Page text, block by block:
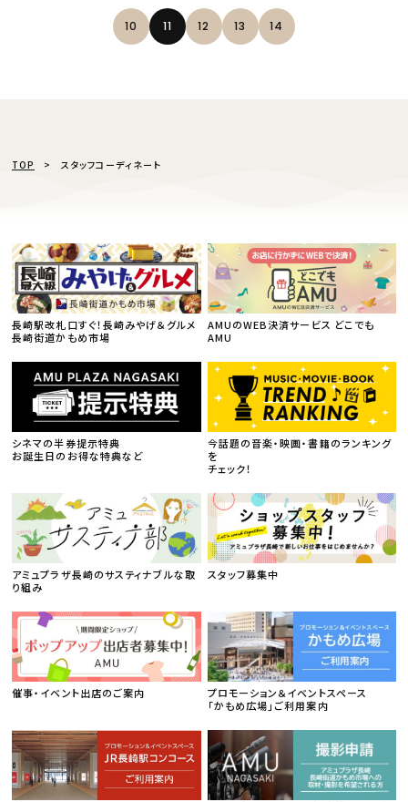
10 11 12 13 14
TOP スタッフコーディネート
長崎駅改札口すぐ！長崎みやげ＆グルメ
長崎街道かもめ市場
AMUのWEB決済サービス どこでも
AMU
シネマの半券提示特典
お誕生日のお得な特典など
今話題の音楽・映画・書籍のランキング
を
チェック！
アミュプラザ長崎のサスティナブルな取
り組み
スタッフ募集中
催事・イベント出店のご案内
プロモーション＆イベントスペース
「かもめ広場」ご利用案内